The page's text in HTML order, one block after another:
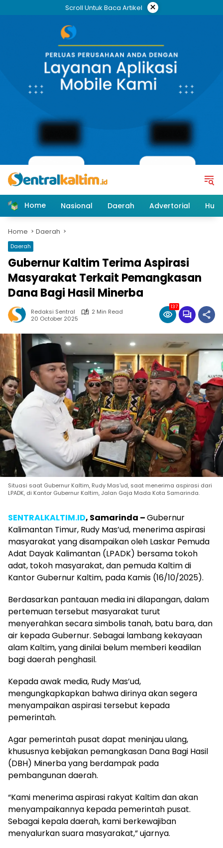
Scroll Untuk Baca Artikel ×
Home Nasional Daerah Advertorial
Home Daerah
Daerah
Gubernur Kaltim Terima Aspirasi
Masyarakat Terkait Pemangkasan
Dana Bagi Hasil Minerba
Redaksi Sentral
2 Min Read
20 October 2025
137
Situasi saat Gubernur Kaltim, Rudy Mas'ud, saat menerima aspirasi dari
LPADK, di Kantor Gubernur Kaltim, Jalan Gaja Mada Kota Samarinda.
SENTRALKALTIM.ID, Samarinda –Gubernur
Kalimantan Timur, Rudy Mas’ud, menerima aspirasi
masyarakat yang disampaikan oleh Laskar Pemuda
Adat Dayak Kalimantan (LPADK) bersama tokoh
adat, tokoh masyarakat, dan pemuda Kaltim di
Kantor Gubernur Kaltim, pada Kamis (16/10/2025).
Berdasarkan pantauan media ini dilapangan, dalam
pertemuan tersebut masyarakat turut
menyerahkan secara simbolis tanah, batu bara, dan
air kepada Gubernur. Sebagai lambang kekayaan
alam Kaltim, yang dinilai belum memberi keadilan
bagi daerah penghasil.
Kepada awak media, Rudy Mas’ud,
mengungkapkapkan bahwa dirinya akan segera
menyampaikan aspirasi tersebut kepada
pemerintah.
Agar pemerintah pusat dapat meninjau ulang,
khususnya kebijakan pemangkasan Dana Bagi Hasil
(DBH) Minerba yang berdampak pada
pembangunan daerah.
“Kami menerima aspirasi rakyat Kaltim dan akan
menyampaikannya kepada pemerintah pusat.
Sebagai kepala daerah, kami berkewajiban
menyalurkan suara masyarakat,” ujarnya.